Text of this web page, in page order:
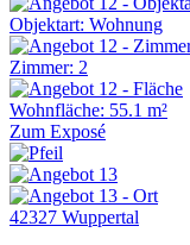
Objektart: Wohnung
Zimmer: 2
Wohnfläche: 55.1 m²
Zum Exposé
42327 Wuppertal